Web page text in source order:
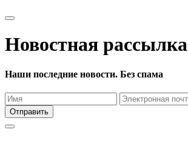
Новостная рассылка
Наши последние новости. Без спама
Отправить